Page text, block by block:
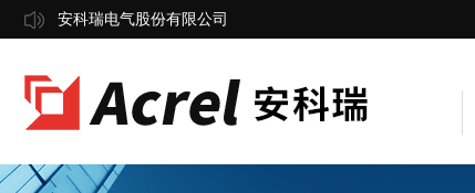
安科瑞电气股份有限公司